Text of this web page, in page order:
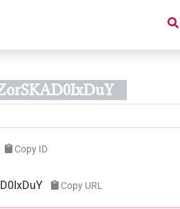
Copy ID
Copy URL